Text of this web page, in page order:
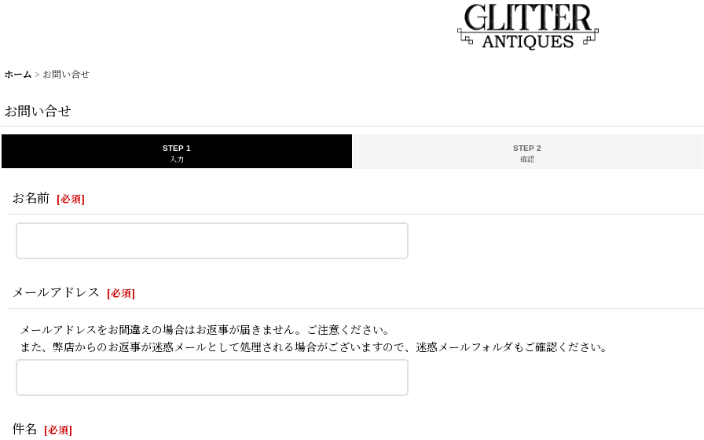
ホーム > お問い合せ
お問い合せ
STEP 1
入力
STEP 2
確認
お名前 [必須]
メールアドレス [必須]
メールアドレスをお間違えの場合はお返事が届きません。ご注意ください。
また、弊店からのお返事が迷惑メールとして処理される場合がございますので、迷惑メールフォルダもご確認ください。
件名 [必須]